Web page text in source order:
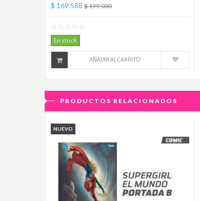
$ 169.588 $ 199.000
En stock
AÑADIR AL CARRITO
PRODUCTOS RELACIONADOS
NUEVO